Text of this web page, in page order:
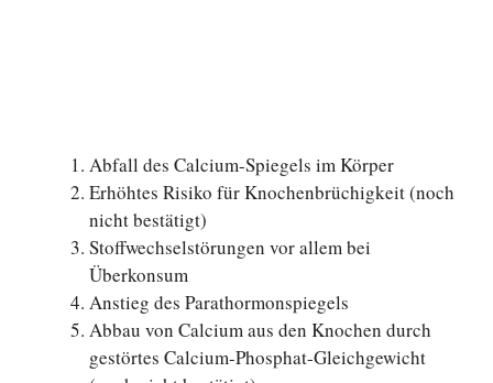
Abfall des Calcium-Spiegels im Körper
Erhöhtes Risiko für Knochenbrüchigkeit (noch
nicht bestätigt)
Stoffwechselstörungen vor allem bei
Überkonsum
Anstieg des Parathormonspiegels
Abbau von Calcium aus den Knochen durch
gestörtes Calcium-Phosphat-Gleichgewicht